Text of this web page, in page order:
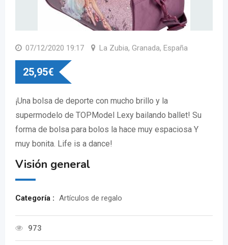
07/12/2020 19:17 La Zubia, Granada, España
25,95€
¡Una bolsa de deporte con mucho brillo y la
supermodelo de TOPModel Lexy bailando ballet! Su
forma de bolsa para bolos la hace muy espaciosa Y
muy bonita. Life is a dance!
Visión general
Categoría : Artículos de regalo
973